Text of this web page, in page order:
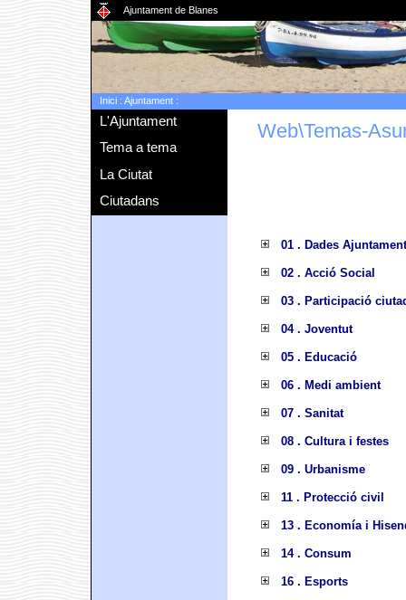
Ajuntament de Blanes
Inici: Ajuntament:
L'Ajuntament
Tema a tema
La Ciutat
Ciutadans
Web\Temas-
01 . Dades Ajuntament
02 . Acció Social
03 . Participació
04 . Joventut
05 . Educació
06 . Medi ambient
07 . Sanitat
08 . Cultura i festes
09 . Urbanisme
11 . Protecció civil
13 . Economía i
14 . Consum
16 . Esports